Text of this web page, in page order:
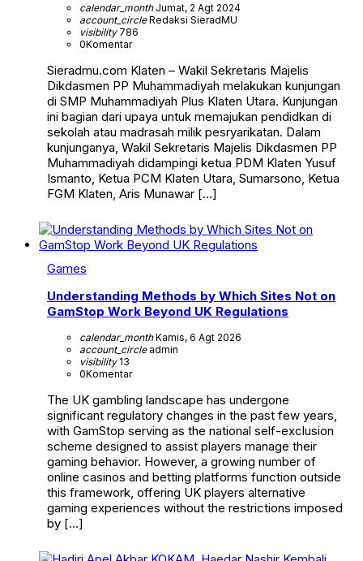
calendar_monthJumat, 2 Agt 2024
account_circleRedaksi SieradMU
visibility786
0Komentar
Sieradmu.com Klaten – Wakil Sekretaris Majelis
Dikdasmen PP Muhammadiyah melakukan kunjungan
di SMP Muhammadiyah Plus Klaten Utara. Kunjungan
ini bagian dari upaya untuk memajukan pendidkan di
sekolah atau madrasah milik pesryarikatan. Dalam
kunjunganya, Wakil Sekretaris Majelis Dikdasmen PP
Muhammadiyah didampingi ketua PDM Klaten Yusuf
Ismanto, Ketua PCM Klaten Utara, Sumarsono, Ketua
FGM Klaten, Aris Munawar […]
Games
Understanding Methods by Which Sites Not on
GamStop Work Beyond UK Regulations
calendar_monthKamis, 6 Agt 2026
account_circleadmin
visibility13
0Komentar
The UK gambling landscape has undergone
significant regulatory changes in the past few years,
with GamStop serving as the national self-exclusion
scheme designed to assist players manage their
gaming behavior. However, a growing number of
online casinos and betting platforms function outside
this framework, offering UK players alternative
gaming experiences without the restrictions imposed
by […]